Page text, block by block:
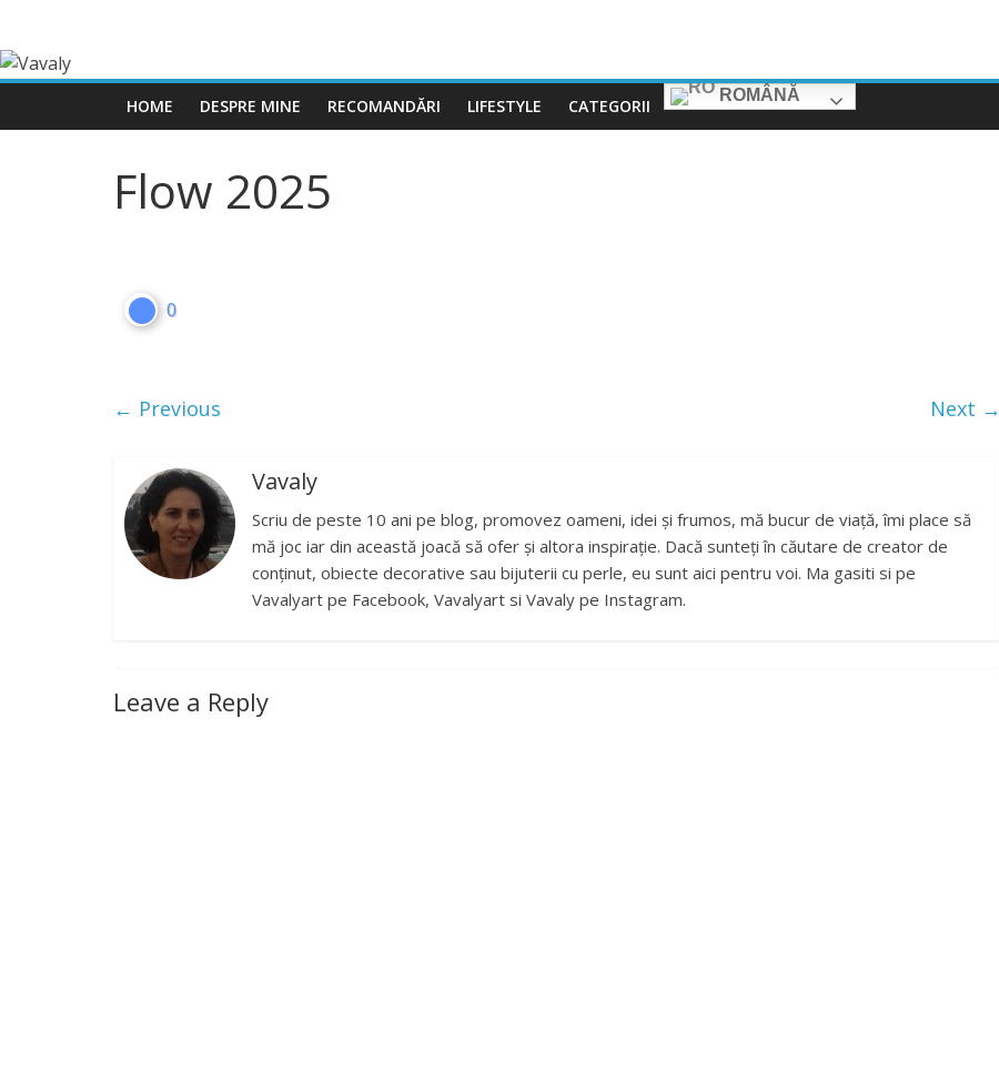
HOME DESPRE MINE RECOMANDĂRI LIFESTYLE CATEGORII
ROMÂNĂ
Flow 2025
0
← Previous Next →
Vavaly
Scriu de peste 10 ani pe blog, promovez oameni, idei și frumos, mă bucur de viață, îmi place să
mă joc iar din această joacă să ofer și altora inspirație. Dacă sunteți în căutare de creator de
conținut, obiecte decorative sau bijuterii cu perle, eu sunt aici pentru voi. Ma gasiti si pe
Vavalyart pe Facebook, Vavalyart si Vavaly pe Instagram.
Leave a Reply